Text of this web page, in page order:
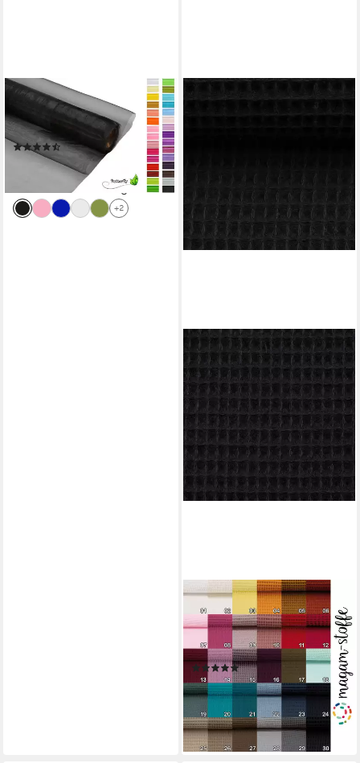
CREATIVERY
Stoff, 9m Rolle Organza 16cm
CRYSTAL
(8)
2,19 €
lieferbar - in 3-4 Werktagen bei dir
+2
MAGAM-STOFFE
Stoff "Ella", Waffelstoff 100%
Baumwolle OEKO-TEX
Meterware ab 50cm
(5)
5,90 €
(11,80 €/ 1 m)
lieferbar - in 2-3 Werktagen bei dir
+24